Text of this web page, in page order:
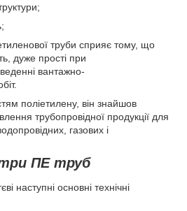
труби сприяє тому, що
дуже прості при
вантажно-
поліетилену, він знайшов
трубопровідної продукції для
газових і
ПЕ труб
наступні основні технічні